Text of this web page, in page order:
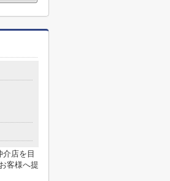
店を目
客様へ提